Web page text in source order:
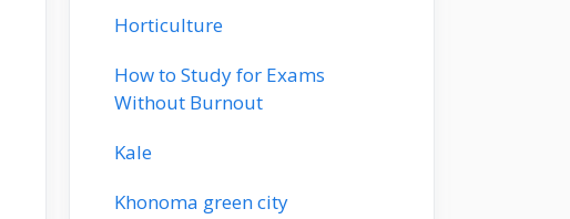
Horticulture
How to Study for Exams
Without Burnout
Kale
Khonoma green city